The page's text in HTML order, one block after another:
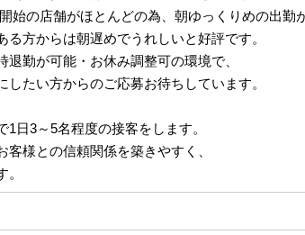
始の店舗がほとんどの為、朝ゆっくりめの出勤
る方からは朝遅めでうれしいと好評です。
退勤が可能・お休み調整可の環境で、
したい方からのご応募お待ちしています。
1日3～5名程度の接客をします。
客様との信頼関係を築きやすく、